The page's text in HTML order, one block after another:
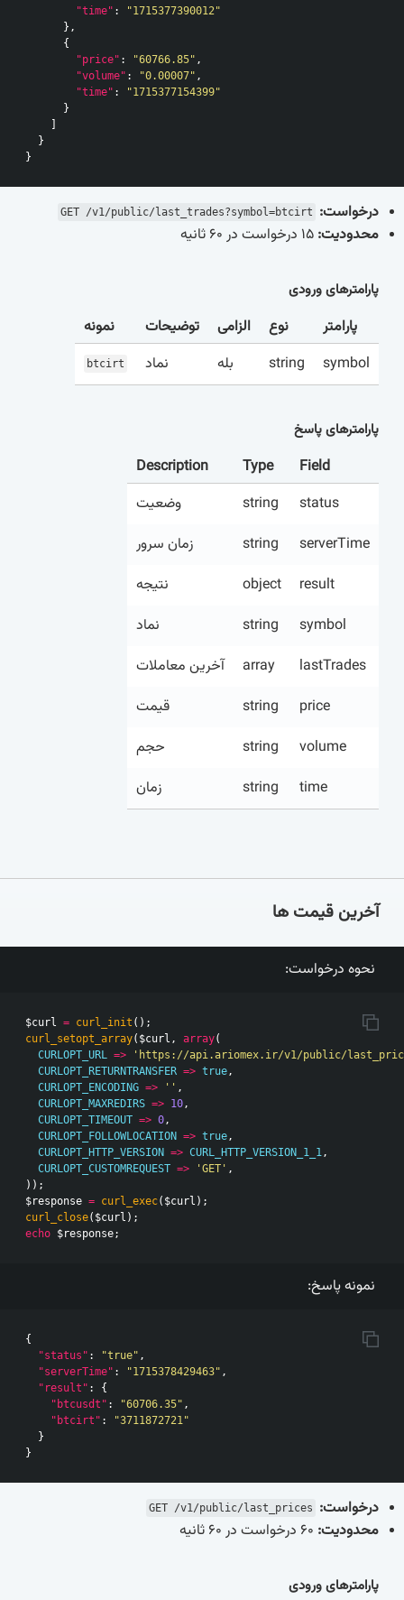
"time" :
"1715377390012"
},
{
"price" : "60766.85" ,
"volume" : "0.00007" ,
"time" :
"1715377154399"
}
}
}
درخواست: GET /v1/public/last_trades?symbol=btcirt
محدودیت:
پارامترهای ورودی
پارامتر نوع الزامی توضیحات
نمونه
symbol
string بله نماد btcirt
پارامترهای پاسخ
Field
Type
Description
status
string
وضعیت
serverTime
string
زمان سرور
result
object
نتیجه
symbol
string
نماد
lastTrades
array
آخرین معاملات
price
string
قیمت
volume
string
حجم
time
string زمان
آخرین قیمت ها
نحوه درخواست:
$curl = curl_init ();
curl_setopt_array( $curl , array(
CURLOPT_URL
=>
'https://api.ariomex.ir/v1/public/
CURLOPT_RETURNTRANSFER => true ,
CURLOPT_ENCODING => '' ,
CURLOPT_MAXREDIRS => 10 ,
CURLOPT_TIMEOUT => 0 ,
CURLOPT_FOLLOWLOCATION => true ,
CURLOPT_HTTP_VERSION => CURL_HTTP_VERSION_1_1 ,
CURLOPT_CUSTOMREQUEST => 'GET' ,
));
$response = curl_exec( $curl );
curl_close( $curl );
echo $response;
نمونه پاسخ:
{
"status" : "true" ,
"serverTime" : "1715378429463" ,
"result" :
{
"btcusdt" : "60706.35" ,
"btcirt" :
"3711872721"
}
}
درخواست: GET /v1/public/last_prices
محدودیت:
پارامترهای ورودی